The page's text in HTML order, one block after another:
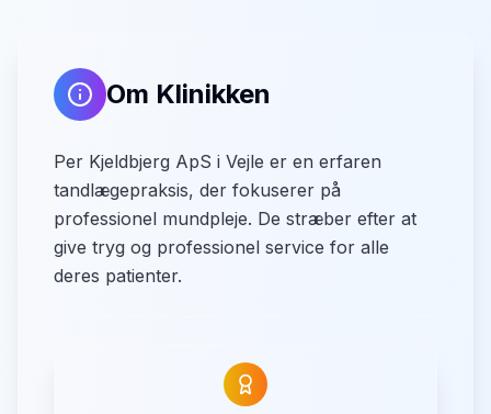
Om Klinikken
Per Kjeldbjerg ApS i Vejle er en erfaren
tandlægepraksis, der fokuserer på
professionel mundpleje. De stræber efter at
give tryg og professionel service for alle
deres patienter.